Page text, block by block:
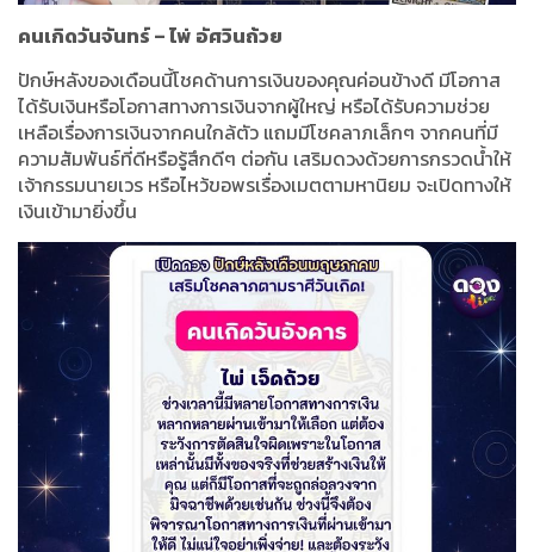
คนเกิดวันจันทร์–ไพ่ อัศวินถ้วย
ปักษ์หลังของเดือนนี้โชคด้านการเงินของคุณค่อนข้างดี มีโอกาส
ได้รับเงินหรือโอกาสทางการเงินจากผู้ใหญ่ หรือได้รับความช่วย
เหลือเรื่องการเงินจากคนใกล้ตัว แถมมีโชคลาภเล็กๆ จากคนที่มี
ความสัมพันธ์ที่ดีหรือรู้สึกดีๆ ต่อกัน เสริมดวงด้วยการกรวดน้ำให้
เจ้ากรรมนายเวร หรือไหว้ขอพรเรื่องเมตตามหานิยม จะเปิดทางให้
เงินเข้ามายิ่งขึ้น